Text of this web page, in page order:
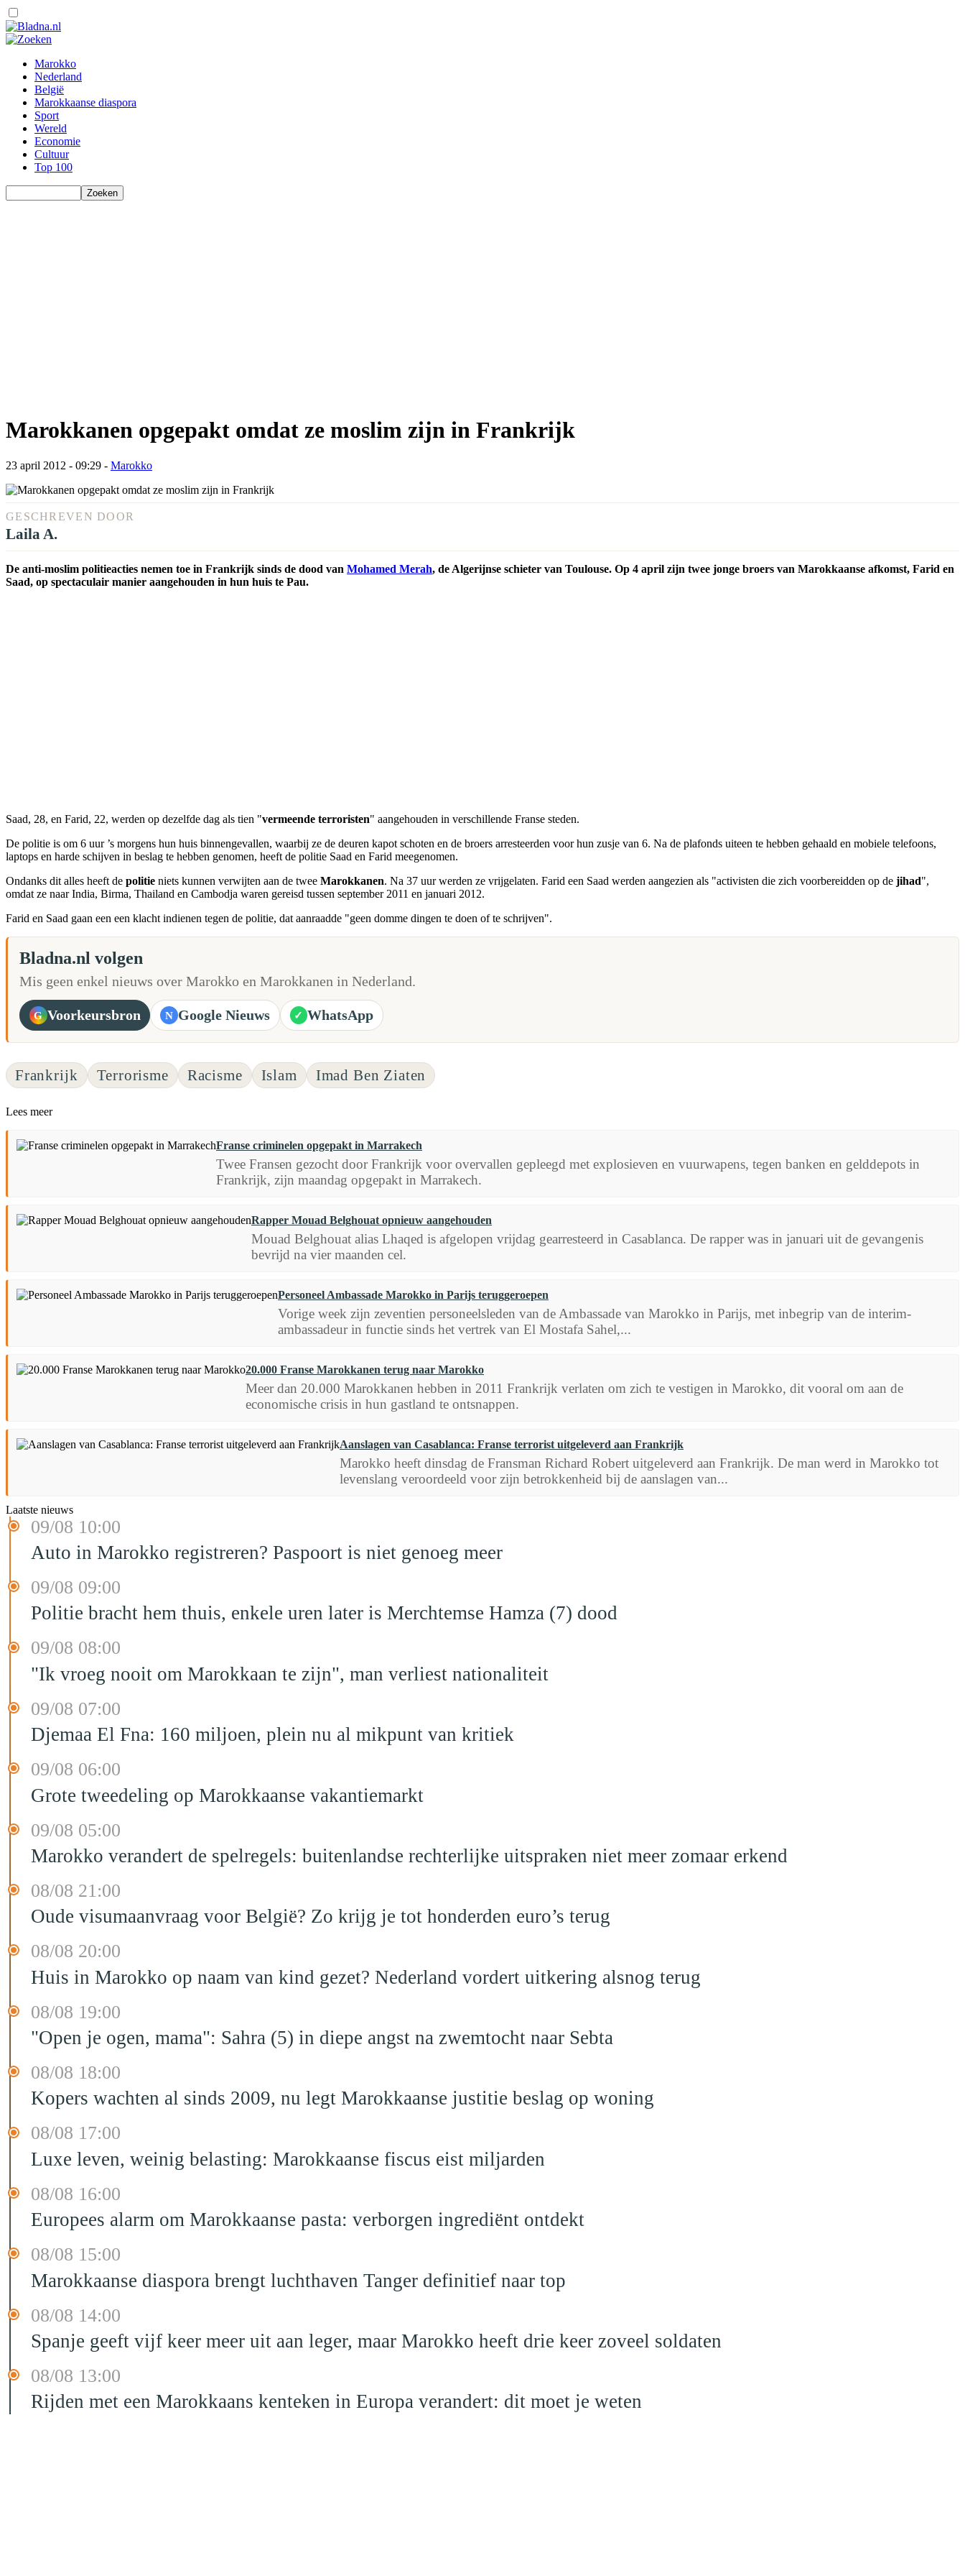
Marokko
Nederland
België
Marokkaanse diaspora
Sport
Wereld
Economie
Cultuur
Top 100
Marokkanen opgepakt omdat ze moslim zijn in Frankrijk
23 april 2012 - 09:29 - Marokko
GESCHREVEN DOOR
Laila A.
De anti-moslim politieacties nemen toe in Frankrijk sinds de dood van Mohamed Merah, de Algerijnse schieter van Toulouse. Op 4 april zijn twee jonge broers van Marokkaanse afkomst, Farid en
Saad, op spectaculair manier aangehouden in hun huis te Pau.
Saad, 28, en Farid, 22, werden op dezelfde dag als tien "vermeende terroristen" aangehouden in verschillende Franse steden.
De politie is om 6 uur ’s morgens hun huis binnengevallen, waarbij ze de deuren kapot schoten en de broers arresteerden voor hun zusje van 6. Na de plafonds uiteen te hebben gehaald en mobiele telefoons,
laptops en harde schijven in beslag te hebben genomen, heeft de politie Saad en Farid meegenomen.
Ondanks dit alles heeft de politie niets kunnen verwijten aan de twee Marokkanen. Na 37 uur werden ze vrijgelaten. Farid een Saad werden aangezien als "activisten die zich voorbereidden op de jihad",
omdat ze naar India, Birma, Thailand en Cambodja waren gereisd tussen september 2011 en januari 2012.
Farid en Saad gaan een een klacht indienen tegen de politie, dat aanraadde "geen domme dingen te doen of te schrijven".
Bladna.nl volgen
Mis geen enkel nieuws over Marokko en Marokkanen in Nederland.
G Voorkeursbron N Google Nieuws ✓ WhatsApp
Frankrijk Terrorisme Racisme Islam Imad Ben Ziaten
Lees meer
Franse criminelen opgepakt in Marrakech
Twee Fransen gezocht door Frankrijk voor overvallen gepleegd met explosieven en vuurwapens, tegen banken en gelddepots in
Frankrijk, zijn maandag opgepakt in Marrakech.
Rapper Mouad Belghouat opnieuw aangehouden
Mouad Belghouat alias Lhaqed is afgelopen vrijdag gearresteerd in Casablanca. De rapper was in januari uit de gevangenis
bevrijd na vier maanden cel.
Personeel Ambassade Marokko in Parijs teruggeroepen
Vorige week zijn zeventien personeelsleden van de Ambassade van Marokko in Parijs, met inbegrip van de interim-
ambassadeur in functie sinds het vertrek van El Mostafa Sahel,...
20.000 Franse Marokkanen terug naar Marokko
Meer dan 20.000 Marokkanen hebben in 2011 Frankrijk verlaten om zich te vestigen in Marokko, dit vooral om aan de
economische crisis in hun gastland te ontsnappen.
Aanslagen van Casablanca: Franse terrorist uitgeleverd aan Frankrijk
Marokko heeft dinsdag de Fransman Richard Robert uitgeleverd aan Frankrijk. De man werd in Marokko tot
levenslang veroordeeld voor zijn betrokkenheid bij de aanslagen van...
Laatste nieuws
09/08 10:00
Auto in Marokko registreren? Paspoort is niet genoeg meer
09/08 09:00
Politie bracht hem thuis, enkele uren later is Merchtemse Hamza (7) dood
09/08 08:00
"Ik vroeg nooit om Marokkaan te zijn", man verliest nationaliteit
09/08 07:00
Djemaa El Fna: 160 miljoen, plein nu al mikpunt van kritiek
09/08 06:00
Grote tweedeling op Marokkaanse vakantiemarkt
09/08 05:00
Marokko verandert de spelregels: buitenlandse rechterlijke uitspraken niet meer zomaar erkend
08/08 21:00
Oude visumaanvraag voor België? Zo krijg je tot honderden euro’s terug
08/08 20:00
Huis in Marokko op naam van kind gezet? Nederland vordert uitkering alsnog terug
08/08 19:00
"Open je ogen, mama": Sahra (5) in diepe angst na zwemtocht naar Sebta
08/08 18:00
Kopers wachten al sinds 2009, nu legt Marokkaanse justitie beslag op woning
08/08 17:00
Luxe leven, weinig belasting: Marokkaanse fiscus eist miljarden
08/08 16:00
Europees alarm om Marokkaanse pasta: verborgen ingrediënt ontdekt
08/08 15:00
Marokkaanse diaspora brengt luchthaven Tanger definitief naar top
08/08 14:00
Spanje geeft vijf keer meer uit aan leger, maar Marokko heeft drie keer zoveel soldaten
08/08 13:00
Rijden met een Marokkaans kenteken in Europa verandert: dit moet je weten